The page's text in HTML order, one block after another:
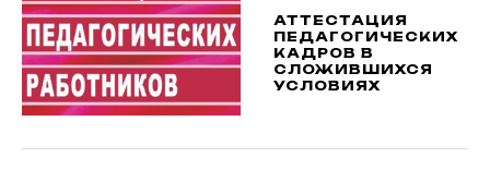
АТТЕСТАЦИЯ
ПЕДАГОГИЧЕСКИХ
КАДРОВ В
СЛОЖИВШИХСЯ
УСЛОВИЯХ